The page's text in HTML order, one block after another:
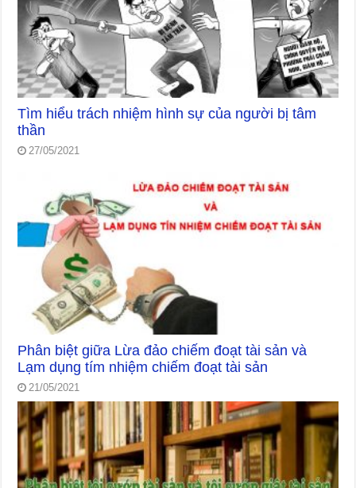
Tìm hiểu trách nhiệm hình sự của người bị tâm
thần
27/05/2021
Phân biệt giữa Lừa đảo chiếm đoạt tài sản và
Lạm dụng tím nhiệm chiếm đoạt tài sản
21/05/2021